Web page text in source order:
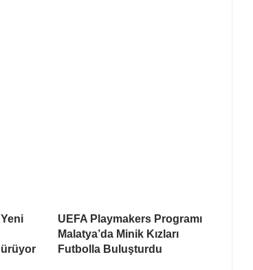
UEFA Playmakers Programı
Malatya’da Minik Kızları
Futbolla Buluşturdu